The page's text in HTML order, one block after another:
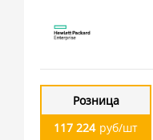
Розница
117 224 руб/шт